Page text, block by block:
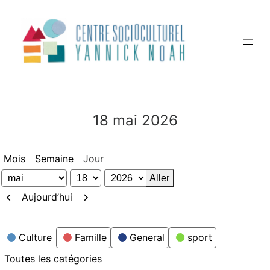
contenu
18 mai 2026
Mois Semaine Jour
Mois
Jour
Année
Précédent
Aujourd’hui Suivant
Catégories
Culture Famille General
sport
Toutes les catégories